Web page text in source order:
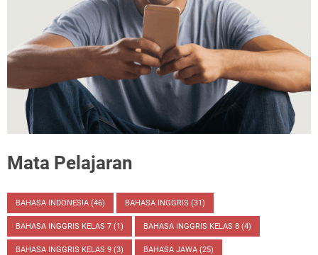
Mata Pelajaran
BAHASA INDONESIA (46) BAHASA INGGRIS (31)
BAHASA INGGRIS KELAS 7 (1) BAHASA INGGRIS KELAS 8 (4)
BAHASA INGGRIS KELAS 9 (3) BAHASA JAWA (25)